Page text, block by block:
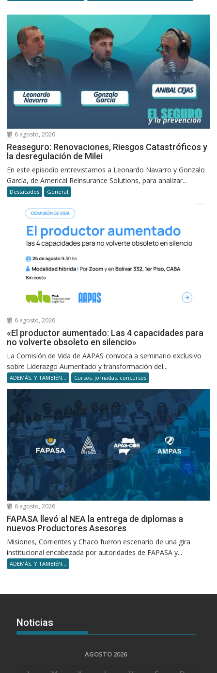
6 agosto, 2026
Reaseguro: Renovaciones, Riesgos Catastróficos y
la desregulación de Milei
En este episodio entrevistamos a Leonardo Navarro y Gonzalo
García, de Americal Reinsurance Solutions, para analizar...
Destacados General
6 agosto, 2026
«El productor aumentado: Las 4 capacidades para
no volverte obsoleto en silencio»
La Comisión de Vida de AAPAS convoca a seminario exclusivo
sobre Liderazgo Aumentado y transformación del...
ADEMÁS. Y TAMBIÉN... Cursos, jornadas, concursos
6 agosto, 2026
FAPASA llevó al NEA la entrega de diplomas a
nuevos Productores Asesores
Misiones, Corrientes y Chaco fueron escenario de una gira
institucional encabezada por autoridades de FAPASA y...
ADEMÁS. Y TAMBIÉN...
Noticias
AGOSTO 2026